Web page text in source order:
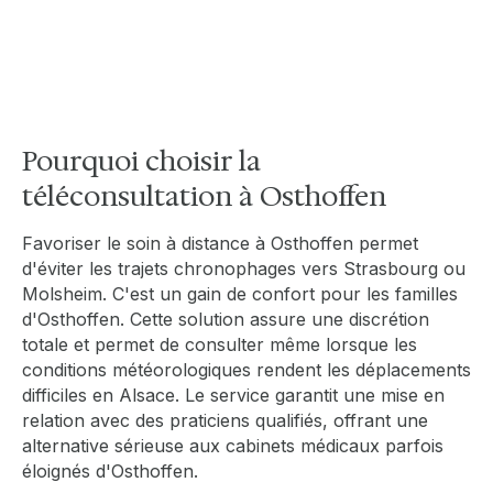
Pourquoi choisir la
téléconsultation à Osthoffen
Favoriser le soin à distance à Osthoffen permet
d'éviter les trajets chronophages vers Strasbourg ou
Molsheim. C'est un gain de confort pour les familles
d'Osthoffen. Cette solution assure une discrétion
totale et permet de consulter même lorsque les
conditions météorologiques rendent les déplacements
difficiles en Alsace. Le service garantit une mise en
relation avec des praticiens qualifiés, offrant une
alternative sérieuse aux cabinets médicaux parfois
éloignés d'Osthoffen.